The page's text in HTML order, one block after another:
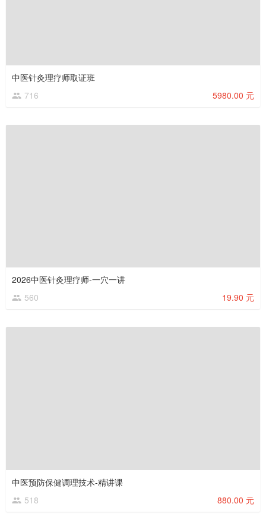
中医针灸理疗师取证班
716
5980.00 元
2026中医针灸理疗师-一穴一讲
560
19.90 元
中医预防保健调理技术-精讲课
518
880.00 元